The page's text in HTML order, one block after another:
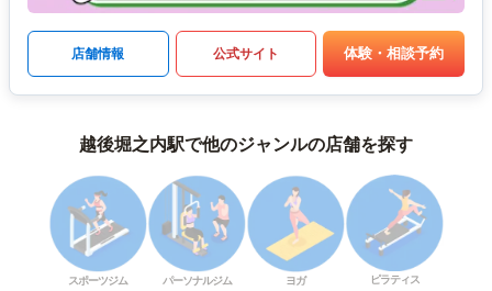
店舗情報 公式サイト 体験・相談予約
越後堀之内駅で他のジャンルの店舗を探す
スポーツジム パーソナルジム ヨガ ピラティス